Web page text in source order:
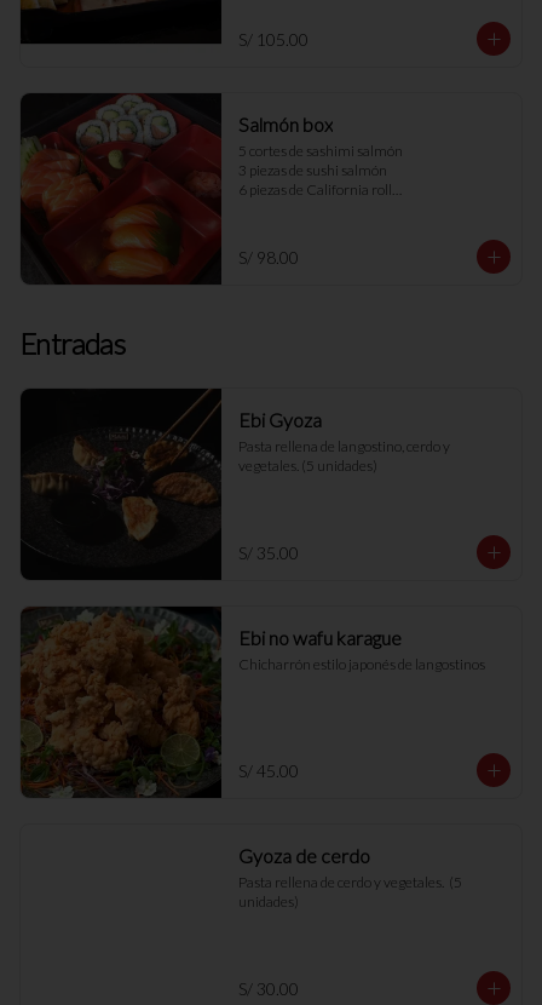
S/ 105.00
Salmón box
5 cortes de sashimi salmón
3 piezas de sushi salmón
6 piezas de California roll
S/ 98.00
Entradas
Ebi Gyoza
Pasta rellena de langostino, cerdo y
vegetales. (5 unidades)
S/ 35.00
Ebi no wafu karague
Chicharrón estilo japonés de langostinos
S/ 45.00
Gyoza de cerdo
Pasta rellena de cerdo y vegetales.  (5
unidades)
S/ 30.00